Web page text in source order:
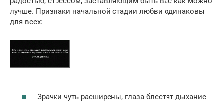
лучше. Признаки начальной стадии любви одинаковы
для всех:
Зрачки чуть расширены, глаза блестят дыхание